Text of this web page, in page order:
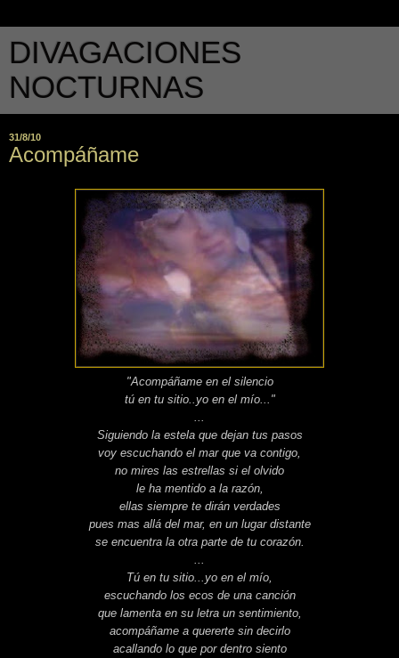
DIVAGACIONES
NOCTURNAS
31/8/10
Acompáñame
"Acompáñame en el silencio
tú en tu sitio..yo en el mío..."
Siguiendo la estela que dejan tus pasos
voy escuchando el mar que va contigo,
no mires las estrellas si el olvido
le ha mentido a la razón,
ellas siempre te dirán verdades
pues mas allá del mar, en un lugar distante
se encuentra la otra parte de tu corazón.
Tú en tu sitio...yo en el mío,
escuchando los ecos de una canción
que lamenta en su letra un sentimiento,
acompáñame a quererte sin decirlo
acallando lo que por dentro siento